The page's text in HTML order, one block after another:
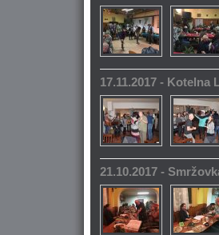
17.11.2017 - Kotelna
21.10.2017 -